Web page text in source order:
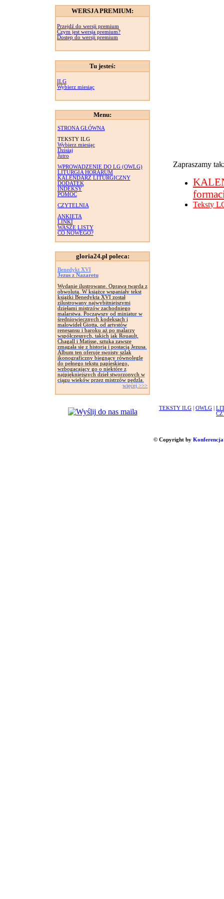
WERSJA PREMIUM:
Przejdź do wersji premium
Czym jest wersja premium?
Dostęp do wersji premium
Tu jesteś:
ILG
Wybierz miesiąc
Menu:
STRONA GŁÓWNA
TEKSTY ILG
Wybierz miesiąc
Dzisiaj
Jutro
WPROWADZENIE DO LG (OWLG)
LITURGIA HORARUM
KALENDARZ LITURGICZNY
DODATEK
INDEKSY
POMOC
CZYTELNIA
ANKIETA
LINKI
WASZE LISTY
CO NOWEGO?
gloria24.pl poleca:
Benedykt XVI
Jezus z Nazaretu
Wydanie ilustrowane. Oprawa twarda z
obwolutą. W książce wspaniały tekst
książki Benedykta XVI został
zilustrowany najwybitniejszymi
dziełami mistrzów zachodniego
malarstwa. Począwszy od miniatur w
średniowiecznych kodeksach i
malowideł Giotta, od artystów
renesansu i baroku aż po malarzy
współczesnych, takich jak Rouault,
Chagall i Matisse, sztuka zawsze
zmagała się z historią i postacią Jezusa.
Album ten oferuje swoisty szlak
ikonograficzny biegnący równolegle
do pełnego tekstu papieskiego,
wzbogacający go o niektóre z
najpiękniejszych dzieł stworzonych w
ciągu wieków przez mistrzów pędzla.
więcej >>>
Zapraszamy
Teksty
TEKSTY ILG OWLG
© Copyright by Konferencja